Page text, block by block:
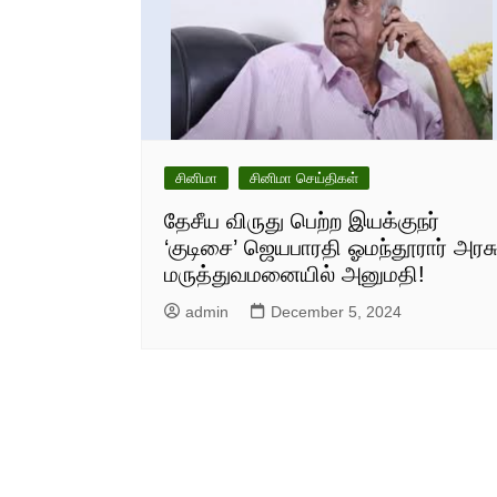
சினிமா சினிமா செய்திகள்
தேசீய விருது பெற்ற இயக்குநர்
‘குடிசை’ ஜெயபாரதி ஓமந்தூரார் அரசு
மருத்துவமனையில் அனுமதி!
admin December 5, 2024